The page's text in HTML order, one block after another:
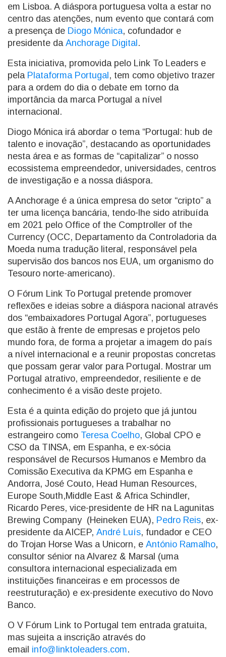
em Lisboa. A diáspora portuguesa volta a estar no
centro das atenções, num evento que contará com
a presença de Diogo Mónica, cofundador e
presidente da Anchorage Digital.
Esta iniciativa, promovida pelo Link To Leaders e
pela Plataforma Portugal, tem como objetivo trazer
para a ordem do dia o debate em torno da
importância da marca Portugal a nível
internacional.
Diogo Mónica irá abordar o tema “Portugal: hub de
talento e inovação”, destacando as oportunidades
nesta área e as formas de “capitalizar” o nosso
ecossistema empreendedor, universidades, centros
de investigação e a nossa diáspora.
A Anchorage é a única empresa do setor “cripto” a
ter uma licença bancária, tendo-lhe sido atribuída
em 2021 pelo Office of the Comptroller of the
Currency (OCC, Departamento da Controladoria da
Moeda numa tradução literal, responsável pela
supervisão dos bancos nos EUA, um organismo do
Tesouro norte-americano).
O Fórum Link To Portugal pretende promover
reflexões e ideias sobre a diáspora nacional através
dos “embaixadores Portugal Agora”, portugueses
que estão à frente de empresas e projetos pelo
mundo fora, de forma a projetar a imagem do país
a nível internacional e a reunir propostas concretas
que possam gerar valor para Portugal. Mostrar um
Portugal atrativo, empreendedor, resiliente e de
conhecimento é a visão deste projeto.
Esta é a quinta edição do projeto que já juntou
profissionais portugueses a trabalhar no
estrangeiro como Teresa Coelho, Global CPO e
CSO da TINSA, em Espanha, e ex-sócia
responsável de Recursos Humanos e Membro da
Comissão Executiva da KPMG em Espanha e
Andorra, José Couto, Head Human Resources,
Europe South,Middle East & Africa Schindler,
Ricardo Peres, vice-presidente de HR na Lagunitas
Brewing Company (Heineken EUA), Pedro Reis, ex-
presidente da AICEP, André Luís, fundador e CEO
do Trojan Horse Was a Unicorn, e António Ramalho,
consultor sénior na Alvarez & Marsal (uma
consultora internacional especializada em
instituições financeiras e em processos de
reestruturação) e ex-presidente executivo do Novo
Banco.
O V Fórum Link to Portugal tem entrada gratuita,
mas sujeita a inscrição através do
email info@linktoleaders.com.